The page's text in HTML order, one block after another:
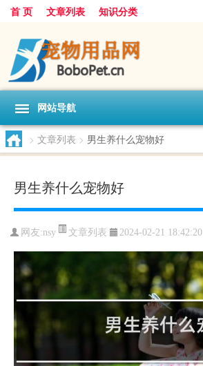
首 页 文章列表 知识分类
网站导航
> 文章列表 > 男生养什么宠物好
男生养什么宠物好
网友:nsy 文章列表 2024-02-21 18:42:20